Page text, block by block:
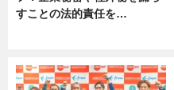
すことの法的責任を…